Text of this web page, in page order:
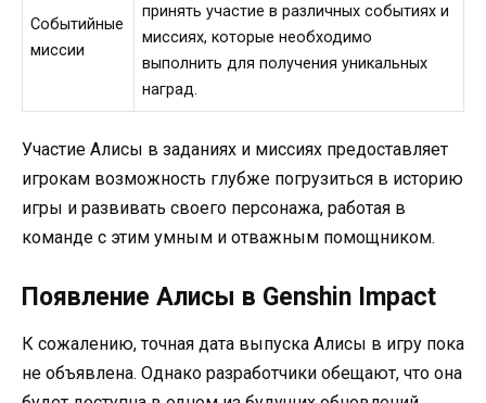
Событийные
миссии
принять участие в различных событиях и
миссиях, которые необходимо
выполнить для получения уникальных
наград.
Участие Алисы в заданиях и миссиях предоставляет
игрокам возможность глубже погрузиться в историю
игры и развивать своего персонажа, работая в
команде с этим умным и отважным помощником.
Появление Алисы в Genshin Impact
К сожалению, точная дата выпуска Алисы в игру пока
не объявлена. Однако разработчики обещают, что она